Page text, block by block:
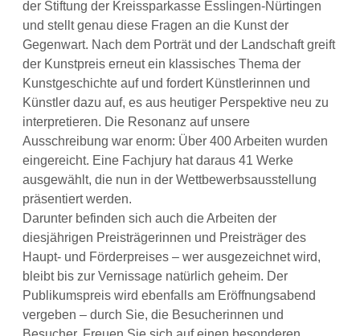
der Stiftung der Kreissparkasse Esslingen-Nürtingen
und stellt genau diese Fragen an die Kunst der
Gegenwart. Nach dem Porträt und der Landschaft greift
der Kunstpreis erneut ein klassisches Thema der
Kunstgeschichte auf und fordert Künstlerinnen und
Künstler dazu auf, es aus heutiger Perspektive neu zu
interpretieren. Die Resonanz auf unsere
Ausschreibung war enorm: Über 400 Arbeiten wurden
eingereicht. Eine Fachjury hat daraus 41 Werke
ausgewählt, die nun in der Wettbewerbsausstellung
präsentiert werden.
Darunter befinden sich auch die Arbeiten der
diesjährigen Preisträgerinnen und Preisträger des
Haupt- und Förderpreises – wer ausgezeichnet wird,
bleibt bis zur Vernissage natürlich geheim. Der
Publikumspreis wird ebenfalls am Eröffnungsabend
vergeben – durch Sie, die Besucherinnen und